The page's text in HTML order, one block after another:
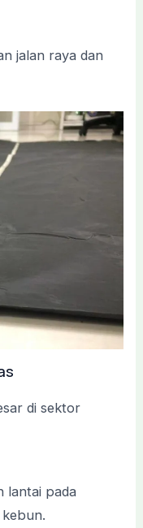
jalan raya dan
di sektor
lantai pada